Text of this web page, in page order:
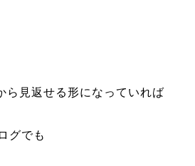
ら見返せる形になっていれば
グでも